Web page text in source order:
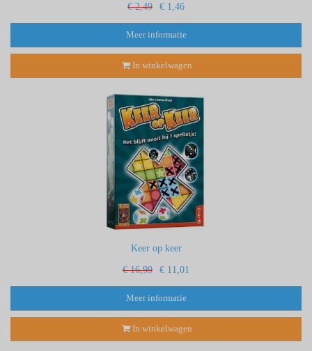
€ 2,49 € 1,46
Meer informatie
In winkelwagen
Keer op keer
€ 16,99 € 11,01
Meer informatie
In winkelwagen